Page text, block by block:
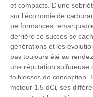
et compacts. D’une
sur l’économie de
performances
derrière ce succès se
générations et les
pas toujours été au
une réputation sulfureuse
faiblesses de conception.
moteur 1.5 dCi, ses